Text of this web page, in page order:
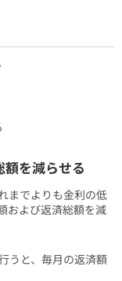
を減らせる
までよりも金利の低
および返済総額を減
うと、毎月の返済額